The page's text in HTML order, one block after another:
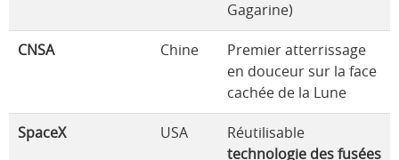
Gagarine)
CNSA Chine
Premier atterrissage
en douceur sur la face
cachée de la Lune
SpaceX USA
Réutilisable
technologie des fusées